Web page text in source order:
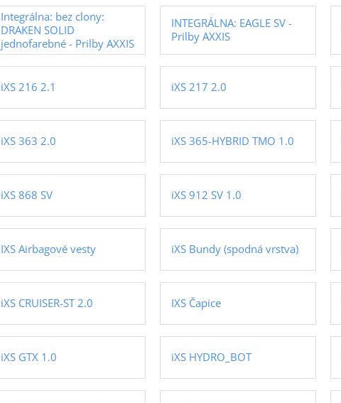
Integrálna: bez clony:
DRAKEN SOLID
jednofarebné - Prilby AXXIS
INTEGRÁLNA: EAGLE SV -
Prilby AXXIS
iXS 216 2.1 iXS 217 2.0
iXS 363 2.0 iXS 365-HYBRID TMO 1.0
iXS 868 SV iXS 912 SV 1.0
IXS Airbagové vesty iXS Bundy (spodná vrstva)
iXS CRUISER-ST 2.0 IXS Čapice
iXS GTX 1.0 iXS HYDRO_BOT